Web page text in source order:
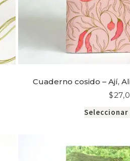
Cuaderno cosido – Ají,
$
Seleccionar